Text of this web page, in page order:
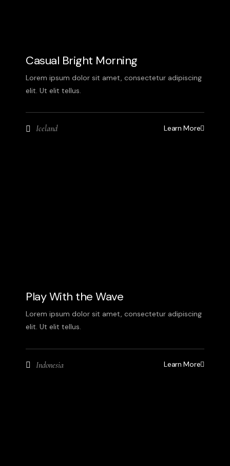
Casual Bright Morning
Lorem ipsum dolor sit amet, consectetur adipiscing
elit. Ut elit tellus.
Iceland Learn More
Play With the Wave
Lorem ipsum dolor sit amet, consectetur adipiscing
elit. Ut elit tellus.
Indonesia Learn More